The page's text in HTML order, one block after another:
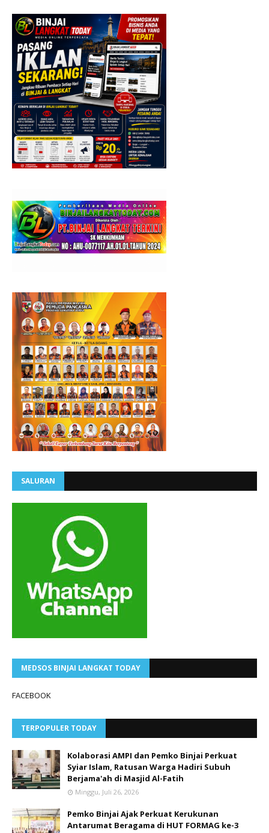
SALURAN
MEDSOS BINJAI LANGKAT TODAY
FACEBOOK
TERPOPULER TODAY
Kolaborasi AMPI dan Pemko Binjai Perkuat
Syiar Islam, Ratusan Warga Hadiri Subuh
Berjama'ah di Masjid Al-Fatih
Minggu, Juli 26, 2026
Pemko Binjai Ajak Perkuat Kerukunan
Antarumat Beragama di HUT FORMAG ke-3